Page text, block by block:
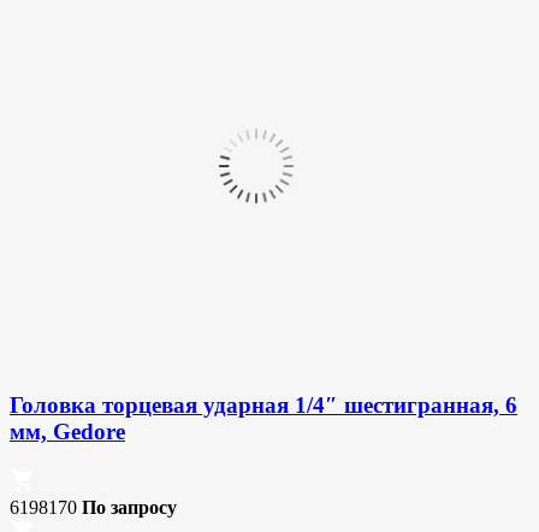
Головка торцевая ударная 1/4″ шестигранная, 6
мм, Gedore
6198170 По запросу